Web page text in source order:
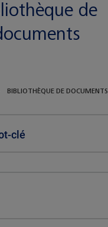
de
BIBLIOTHÈQUE DE DOCUMENTS
clé